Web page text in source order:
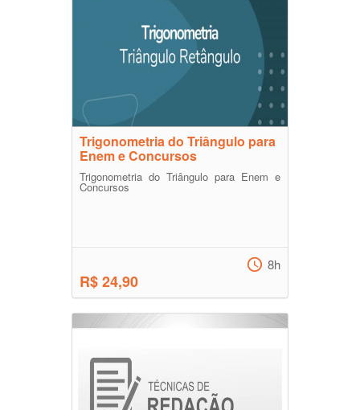
Trigonometria do Triângulo para
Enem e Concursos
Trigonometria do Triângulo para Enem e
Concursos
R$ 24,90
8h